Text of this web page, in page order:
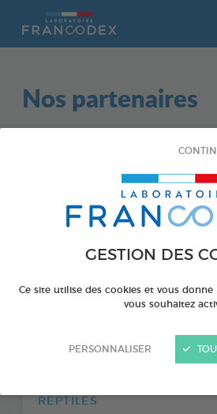
GESTION DES
Ce site utilise des cookies et vous
vous souhaitez
PERSONNALISER
Nos partenaires
Aucun partenariat ne
Sujet
REPTILES